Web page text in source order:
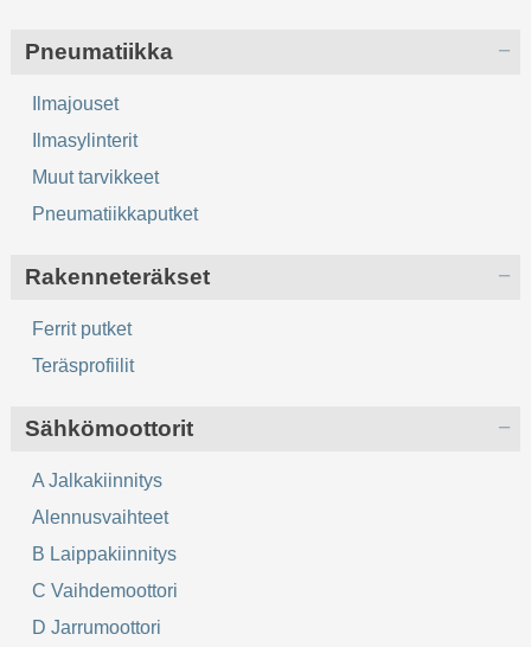
Pneumatiikka
Ilmajouset
Ilmasylinterit
Muut tarvikkeet
Pneumatiikkaputket
Rakenneteräkset
Ferrit putket
Teräsprofiilit
Sähkömoottorit
A Jalkakiinnitys
Alennusvaihteet
B Laippakiinnitys
C Vaihdemoottori
D Jarrumoottori